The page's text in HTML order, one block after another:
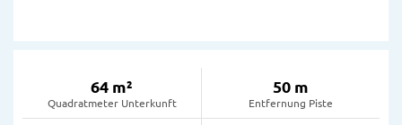
64 m²
Quadratmeter Unterkunft
50 m
Entfernung Piste